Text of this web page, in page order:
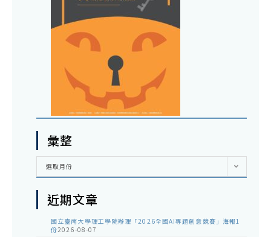
彙整
彙
選取月份
近期文章
國立臺南大學理工學院辦理「2026全國AI專題創意競賽」海報1
份2026-08-07